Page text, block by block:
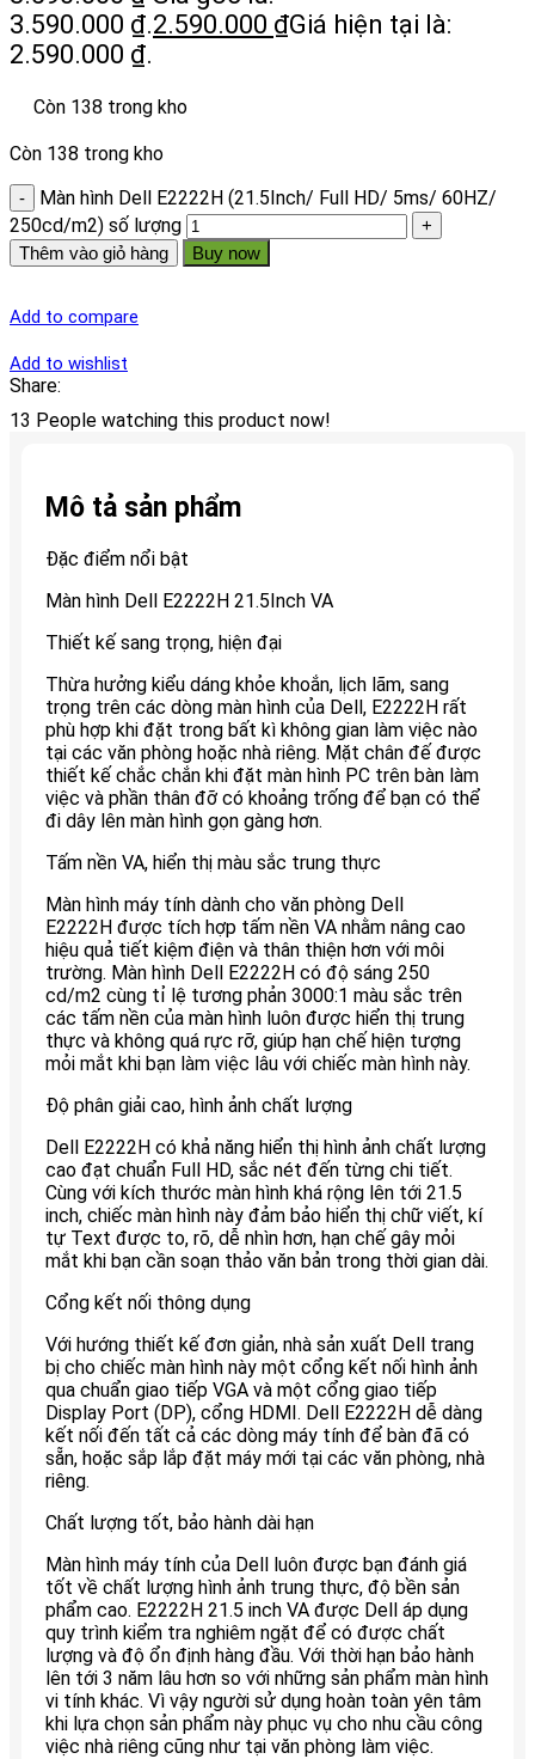
3.590.000 ₫.2.590.000 ₫Giá hiện tại là:
2.590.000 ₫.
Còn 138 trong kho
Còn 138 trong kho
Màn hình Dell E2222H (21.5Inch/ Full HD/ 5ms/ 60HZ/
250cd/m2) số lượng
Thêm vào giỏ hàng Buy now
Add to compare
Add to wishlist
Share:
13 People watching this product now!
Mô tả sản phẩm
Đặc điểm nổi bật
Màn hình Dell E2222H 21.5Inch VA
Thiết kế sang trọng, hiện đại
Thừa hưởng kiểu dáng khỏe khoắn, lịch lãm, sang
trọng trên các dòng màn hình của Dell, E2222H rất
phù hợp khi đặt trong bất kì không gian làm việc nào
tại các văn phòng hoặc nhà riêng. Mặt chân đế được
thiết kế chắc chắn khi đặt màn hình PC trên bàn làm
việc và phần thân đỡ có khoảng trống để bạn có thể
đi dây lên màn hình gọn gàng hơn.
Tấm nền VA, hiển thị màu sắc trung thực
Màn hình máy tính dành cho văn phòng Dell
E2222H được tích hợp tấm nền VA nhằm nâng cao
hiệu quả tiết kiệm điện và thân thiện hơn với môi
trường. Màn hình Dell E2222H có độ sáng 250
cd/m2 cùng tỉ lệ tương phản 3000:1 màu sắc trên
các tấm nền của màn hình luôn được hiển thị trung
thực và không quá rực rỡ, giúp hạn chế hiện tượng
mỏi mắt khi bạn làm việc lâu với chiếc màn hình này.
Độ phân giải cao, hình ảnh chất lượng
Dell E2222H có khả năng hiển thị hình ảnh chất lượng
cao đạt chuẩn Full HD, sắc nét đến từng chi tiết.
Cùng với kích thước màn hình khá rộng lên tới 21.5
inch, chiếc màn hình này đảm bảo hiển thị chữ viết, kí
tự Text được to, rõ, dễ nhìn hơn, hạn chế gây mỏi
mắt khi bạn cần soạn thảo văn bản trong thời gian dài.
Cổng kết nối thông dụng
Với hướng thiết kế đơn giản, nhà sản xuất Dell trang
bị cho chiếc màn hình này một cổng kết nối hình ảnh
qua chuẩn giao tiếp VGA và một cổng giao tiếp
Display Port (DP), cổng HDMI. Dell E2222H dễ dàng
kết nối đến tất cả các dòng máy tính để bàn đã có
sẵn, hoặc sắp lắp đặt máy mới tại các văn phòng, nhà
riêng.
Chất lượng tốt, bảo hành dài hạn
Màn hình máy tính của Dell luôn được bạn đánh giá
tốt về chất lượng hình ảnh trung thực, độ bền sản
phẩm cao. E2222H 21.5 inch VA được Dell áp dụng
quy trình kiểm tra nghiêm ngặt để có được chất
lượng và độ ổn định hàng đầu. Với thời hạn bảo hành
lên tới 3 năm lâu hơn so với những sản phẩm màn hình
vi tính khác. Vì vậy người sử dụng hoàn toàn yên tâm
khi lựa chọn sản phẩm này phục vụ cho nhu cầu công
việc nhà riêng cũng như tại văn phòng làm việc.